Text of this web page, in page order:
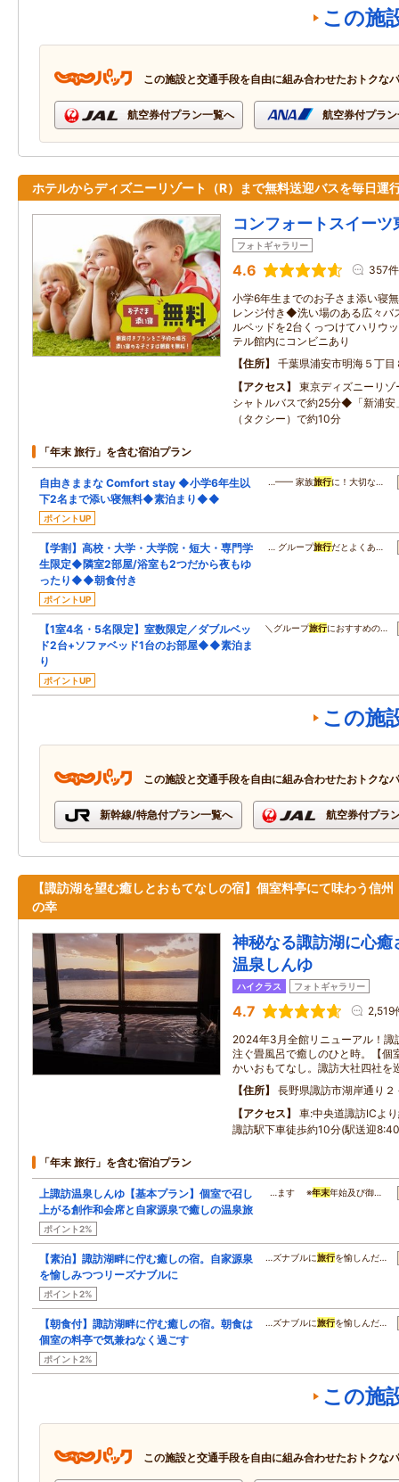
この施
この施設と交通手段を自由に組み合わせたおトクな
航空券付プラン一覧へ 航空券付プラ
ホテルからディズニーリゾート（R）まで無料送迎バスを毎日運
コンフォートスイーツ
フォトギャラリー
4.6 357件
小学6年生までのお子さま添い寝
レンジ付き◆洗い場のある広々
ルベッドを2台くっつけてハリウ
テル館内にコンビニあり
住所
千葉県浦安市明海５丁目
アクセス
東京ディズニーリ
シャトルバスで約25分◆「新浦安
（タクシー）で約10分
「年末 旅行」を含む宿泊プラン
自由きままな Comfort stay ◆小学6年生以
下2名まで添い寝無料◆素泊まり◆◆
ポイントUP
…━━ 家族旅行に！大切な…
【学割】高校・大学・大学院・短大・専門学
生限定◆隣室2部屋/浴室も2つだから夜もゆ
ったり◆◆朝食付き
ポイントUP
… グループ旅行だとよくあ…
【1室4名・5名限定】室数限定／ダブルベッ
ド2台+ソファベッド1台のお部屋◆◆素泊ま
り
ポイントUP
＼グループ旅行におすすめの…
この施
この施設と交通手段を自由に組み合わせたおトクな
新幹線/特急付プラン一覧へ 航空券付プラ
【諏訪湖を望む癒しとおもてなしの宿】個室料亭にて味わう信州
の幸
神秘なる諏訪湖に心
温泉しんゆ
ハイクラス フォトギャラリー
4.7 2,519
2024年3月全館リニューアル！諏
注ぐ畳風呂で癒しのひと時。【個
かいおもてなし。諏訪大社四社を
住所
長野県諏訪市湖岸通り２
アクセス
車:中央道諏訪ICよ
諏訪駅下車徒歩約10分(駅送迎
「年末 旅行」を含む宿泊プラン
上諏訪温泉しんゆ【基本プラン】個室で召し
上がる創作和会席と自家源泉で癒しの温泉旅
ポイント2%
…ます ※年末年始及び御…
【素泊】諏訪湖畔に佇む癒しの宿。自家源泉
を愉しみつつリーズナブルに
ポイント2%
…ズナブルに旅行を愉しんだ…
【朝食付】諏訪湖畔に佇む癒しの宿。朝食は
個室の料亭で気兼ねなく過ごす
ポイント2%
…ズナブルに旅行を愉しんだ…
この施
この施設と交通手段を自由に組み合わせたおトクな